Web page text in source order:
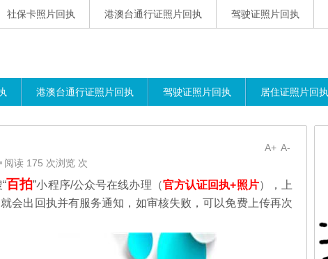
社保卡照片回执 港澳台通行证照片回执 驾驶证照片回执
港澳台通行证照片回执 驾驶证照片回执 居住证照片回执
A-
A+
阅读 175 次浏览 次
百拍”小程序/公众号在线办理（官方认证回执+照片），
上
会出回执并有服务通知，如审核失败，可以免费上传再次